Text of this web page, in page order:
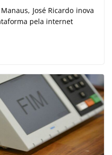
José Ricardo inova
pela internet